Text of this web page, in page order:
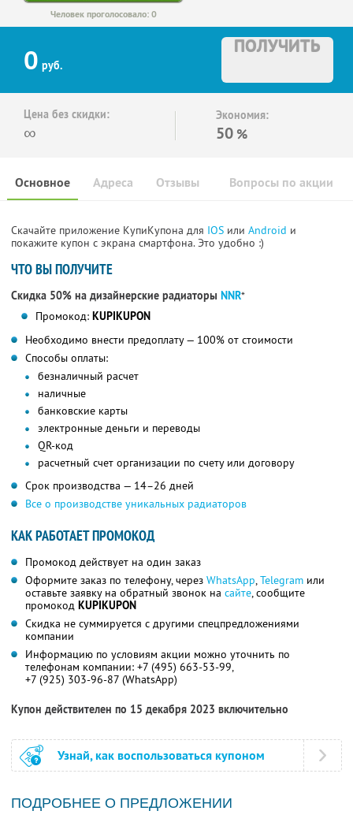
Человек проголосовало: 0
0 руб.
ПОЛУЧИТЬ
Цена без скидки:
∞
Экономия:
50 %
Основное Отзывы Вопросы по акции
Адреса
Скачайте приложение КупиКупона для IOS или Android и
покажите купон с экрана смартфона. Это удобно :)
ЧТО ВЫ ПОЛУЧИТЕ
Скидка 50% на дизайнерские радиаторы NNR*
Промокод: KUPIKUPON
Необходимо внести предоплату — 100% от стоимости
Способы оплаты:
безналичный расчет
наличные
банковские карты
электронные деньги и переводы
QR-код
расчетный счет организации по счету или договору
Срок производства — 14–26 дней
Все о производстве уникальных радиаторов
КАК РАБОТАЕТ ПРОМОКОД
Промокод действует на один заказ
Оформите заказ по телефону, через WhatsApp,Telegram или
оставьте заявку на обратный звонок на сайте, сообщите
промокод KUPIKUPON
Скидка не суммируется с другими спецпредложениями
компании
Информацию по условиям акции можно уточнить по
телефонам компании: +7 (495) 663-53-99,
+7 (925) 303-96-87 (WhatsApp)
Купон действителен по 15 декабря 2023 включительно
Узнай, как воспользоваться купоном
ПОДРОБНЕЕ О ПРЕДЛОЖЕНИИ